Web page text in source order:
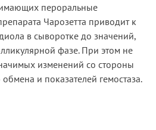
пероральные
Чарозетта приводит к
в сыворотке до значений,
фазе. При этом не
изменений со стороны
и показателей гемостаза.